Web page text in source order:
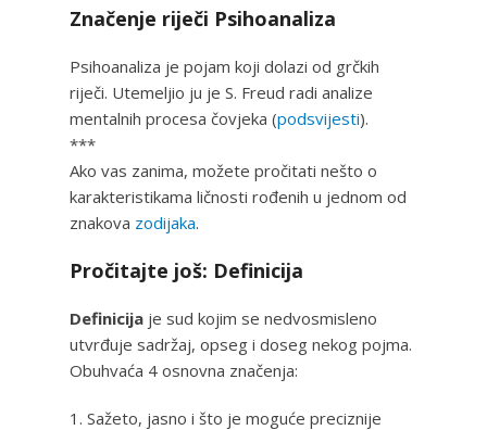
Značenje riječi Psihoanaliza
Psihoanaliza je pojam koji dolazi od grčkih
riječi. Utemeljio ju je S. Freud radi analize
mentalnih procesa čovjeka (podsvijesti).
***
Ako vas zanima, možete pročitati nešto o
karakteristikama ličnosti rođenih u jednom od
znakova zodijaka.
Pročitajte još: Definicija
Definicija je sud kojim se nedvosmisleno
utvrđuje sadržaj, opseg i doseg nekog pojma.
Obuhvaća 4 osnovna značenja:
1. Sažeto, jasno i što je moguće preciznije